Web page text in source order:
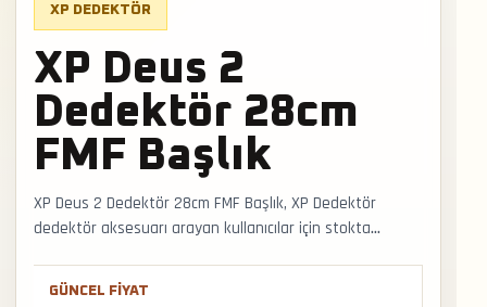
XP DEDEKTÖR
XP Deus 2
Dedektör 28cm
FMF Başlık
XP Deus 2 Dedektör 28cm FMF Başlık, XP Dedektör
dedektör aksesuarı arayan kullanıcılar için stokta
tercihi cihazın hedef algısı, kullanım süresi ve operatör
GÜNCEL FIYAT